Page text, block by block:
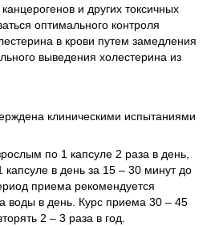
и других токсичных
оптимального контроля
в крови путем замедления
выведения холестерина из
клиническими испытаниями
по 1 капсуле 2 раза в день,
капсуле в день за 15 – 30 минут до
приема рекомендуется
воды в день. Курс приема 30 – 45
2 – 3 раза в год.